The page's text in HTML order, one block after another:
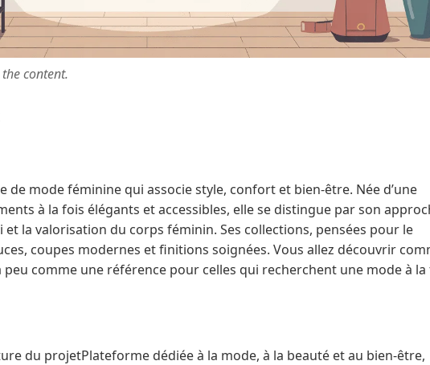
content.
de mode féminine qui associe style, confort et bien-être. Née d’une
à la fois élégants et accessibles, elle se distingue par son
la valorisation du corps féminin. Ses collections, pensées pour le
coupes modernes et finitions soignées. Vous allez découvrir
peu comme une référence pour celles qui recherchent une mode à la
du projetPlateforme dédiée à la mode, à la beauté et au bien-être,